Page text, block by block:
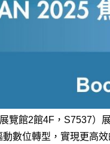
覽館2館4F，S7537）
數位轉型，實現更高